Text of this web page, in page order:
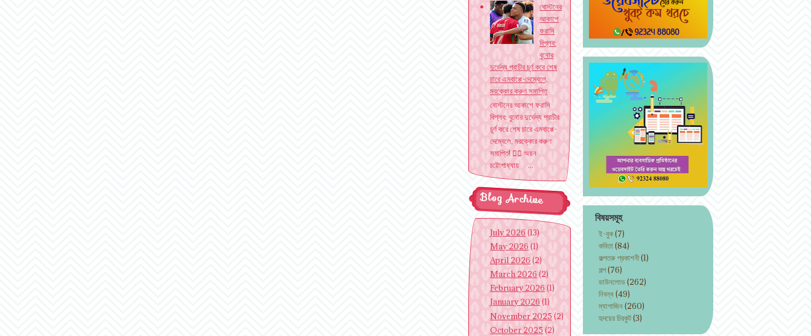
বিষয়সমূহ
ই-বুক(7)
কবিতা(84)
কল্পতরু প্রকাশনী(1)
গল্প(76)
ডাউনলোড(262)
নিবন্ধ(49)
ম্যাগাজিন(260)
হৃদয়ের চিরকুট(3)
বোস্টনের
আকাশে
ফরাসি
বিপ্লব:
বুনোর
দুর্ভেদ্য প্রাচীর চূর্ণ করে শেষ
চারে এমবাপ্পে-দেম্বেলে,
মরক্কোর করুণ সমাপ্তি
বোস্টনের আকাশে ফরাসি
বিপ্লব: বুনোর দুর্ভেদ্য প্রাচীর
চূর্ণ করে শেষ চারে এমবাপ্পে-
দেম্বেলে, মরক্কোর করুণ
সমাপ্তি! ✍🏽 অয়ন
চট্টোপাধ্যায় ...
Blog Archive
July 2026 (13)
May 2026 (1)
April 2026 (2)
March 2026 (2)
February 2026 (1)
January 2026 (1)
November 2025 (2)
October 2025 (2)